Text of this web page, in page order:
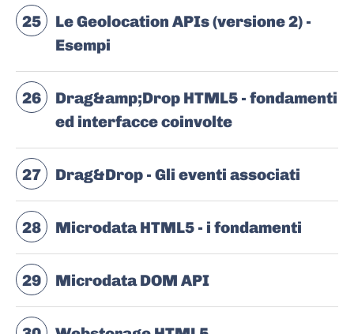
25
Le Geolocation APIs (versione 2) -
Esempi
26
Drag&amp;Drop HTML5 - fondamenti
ed interfacce coinvolte
27 Drag&Drop - Gli eventi associati
28 Microdata HTML5 - i fondamenti
29 Microdata DOM API